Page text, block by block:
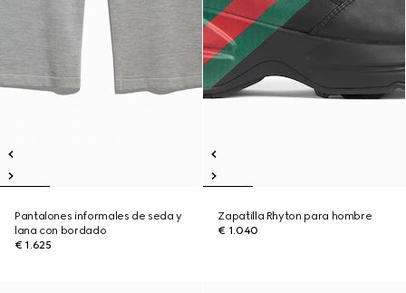
Pantalones informales de seda y
lana con bordado
€ 1.625
Zapatilla Rhyton para hombre
€ 1.040